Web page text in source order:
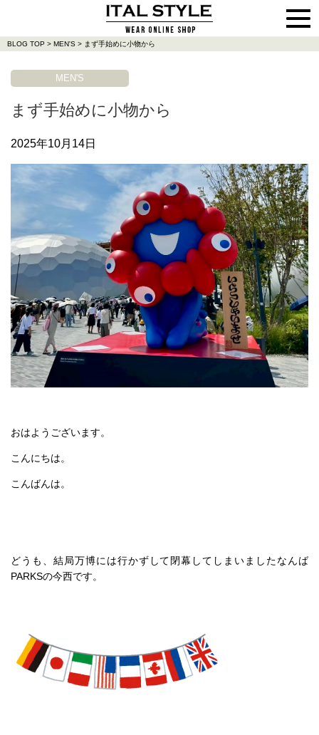
BLOG TOP > MEN'S > まず手始めに小物から
MEN'S
まず手始めに小物から
2025年10月14日
おはようございます。
こんにちは。
こんばんは。
どうも、結局万博には行かずして閉幕してしまいましたなんば
PARKSの今西です。